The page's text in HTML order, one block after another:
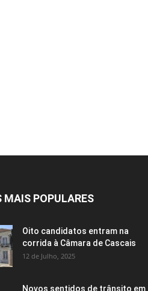
MAIS POPULARES
Oito candidatos entram na
corrida à Câmara de Cascais
12 de Julho, 2025
Novos sentidos de trânsito em